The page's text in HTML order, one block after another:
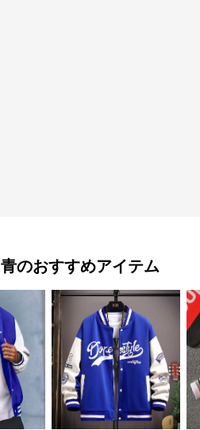
青のおすすめアイテム